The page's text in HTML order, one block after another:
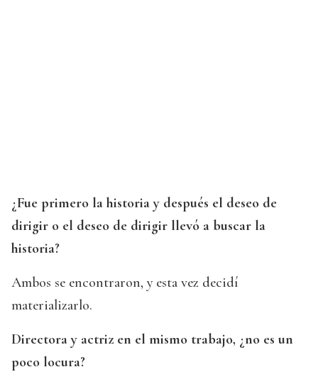
¿Fue primero la historia y después el deseo de
dirigir o el deseo de dirigir llevó a buscar la
historia?
Ambos se encontraron, y esta vez decidí
materializarlo.
Directora y actriz en el mismo trabajo, ¿no es un
poco locura?